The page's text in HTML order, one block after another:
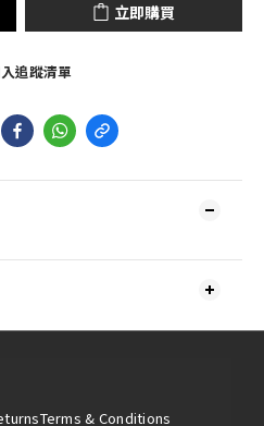
立即購買
追蹤清單
Terms & Conditions